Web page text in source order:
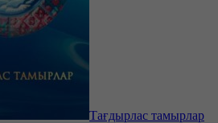
Тағдырлас тамырлар